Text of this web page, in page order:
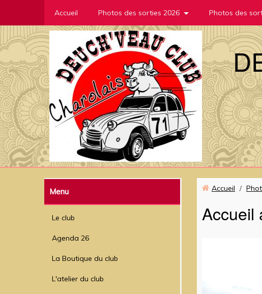
Accueil Photos des sorties 2026 Photos des
Menu
Le club
Agenda 26
La Boutique du club
L'atelier du club
Accueil /
Accueil